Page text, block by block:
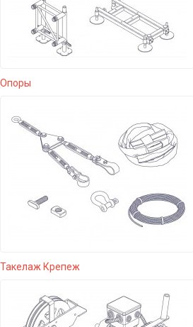
Опоры
Такелаж Крепеж